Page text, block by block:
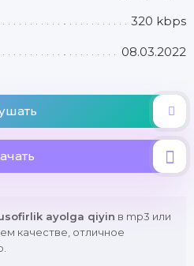
320 kbps
08.03.2022
ayolga qiyin в mp3 или
качестве, отличное